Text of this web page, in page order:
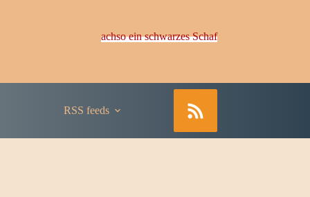
achso ein schwarzes Schaf
RSS feeds